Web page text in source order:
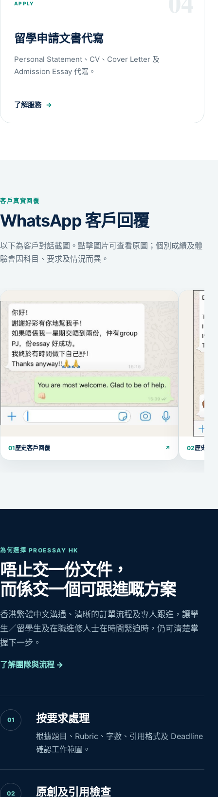
APPLY
留學申請文書代寫
Personal Statement、CV、Cover Letter 及
Admission Essay 代寫。
了解服務 →
客戶真實回覆
WhatsApp 客戶回覆
以下為客戶對話截圖。點擊圖片可查看原圖；個別成績及體
驗會因科目、要求及情況而異。
01歷史客戶回覆 ↗ 02歷史客
為何選擇 PROESSAY HK
唔止交一份文件，
而係交一個可跟進嘅方案
香港繁體中文溝通、清晰的訂單流程及專人跟進，讓學
生／留學生及在職進修人士在時間緊迫時，仍可清楚掌
握下一步。
了解團隊與流程 →
01 按要求處理
根據題目、Rubric、字數、引用格式及 Deadline
確認工作範圍。
02 原創及引用檢查